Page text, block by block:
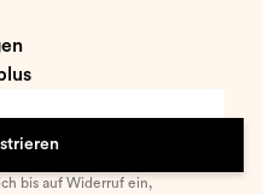
bis auf Widerruf ein,